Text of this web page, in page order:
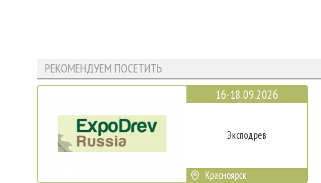
РЕКОМЕНДУЕМ ПОСЕТИТЬ
16-18.09.2026
Эксподрев
Красноярск